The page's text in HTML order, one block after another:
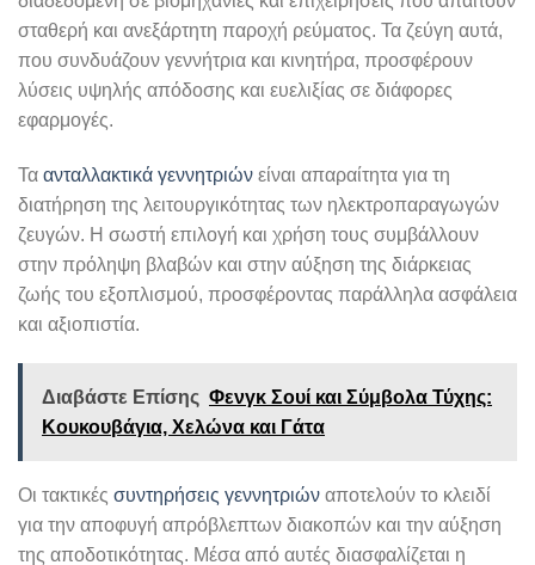
σταθερή και ανεξάρτητη παροχή ρεύματος. Τα ζεύγη αυτά,
που συνδυάζουν γεννήτρια και κινητήρα, προσφέρουν
λύσεις υψηλής απόδοσης και ευελιξίας σε διάφορες
εφαρμογές.
Τα ανταλλακτικά γεννητριών είναι απαραίτητα για τη
διατήρηση της λειτουργικότητας των ηλεκτροπαραγωγών
ζευγών. Η σωστή επιλογή και χρήση τους συμβάλλουν
στην πρόληψη βλαβών και στην αύξηση της διάρκειας
ζωής του εξοπλισμού, προσφέροντας παράλληλα ασφάλεια
και αξιοπιστία.
Διαβάστε Επίσης Φενγκ Σουί και Σύμβολα Τύχης:
Κουκουβάγια, Χελώνα και Γάτα
Οι τακτικές συντηρήσεις γεννητριών αποτελούν το κλειδί
για την αποφυγή απρόβλεπτων διακοπών και την αύξηση
της αποδοτικότητας. Μέσα από αυτές διασφαλίζεται η